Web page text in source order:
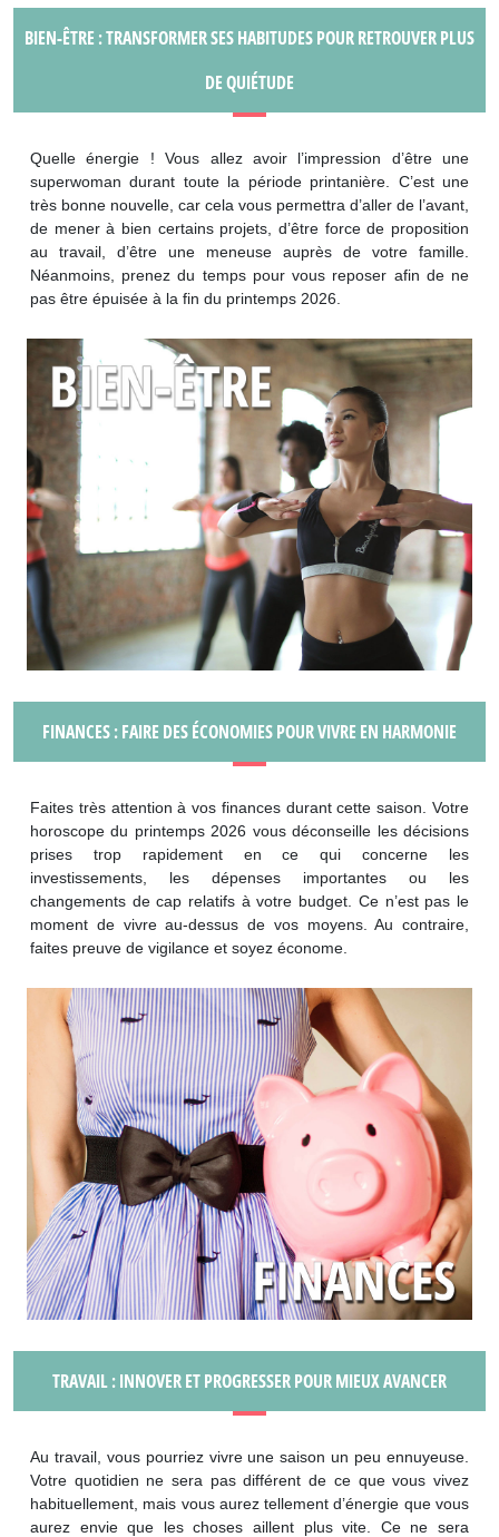
BIEN-ÊTRE : TRANSFORMER SES HABITUDES POUR RETROUVER PLUS
DE QUIÉTUDE
Quelle énergie ! Vous allez avoir l’impression d’être une
superwoman durant toute la période printanière. C’est une
très bonne nouvelle, car cela vous permettra d’aller de l’avant,
de mener à bien certains projets, d’être force de proposition
au travail, d’être une meneuse auprès de votre famille.
Néanmoins, prenez du temps pour vous reposer afin de ne
pas être épuisée à la fin du printemps 2026.
FINANCES : FAIRE DES ÉCONOMIES POUR VIVRE EN HARMONIE
Faites très attention à vos finances durant cette saison. Votre
horoscope du printemps 2026 vous déconseille les décisions
prises trop rapidement en ce qui concerne les
investissements, les dépenses importantes ou les
changements de cap relatifs à votre budget. Ce n’est pas le
moment de vivre au-dessus de vos moyens. Au contraire,
faites preuve de vigilance et soyez économe.
TRAVAIL : INNOVER ET PROGRESSER POUR MIEUX AVANCER
Au travail, vous pourriez vivre une saison un peu ennuyeuse.
Votre quotidien ne sera pas différent de ce que vous vivez
habituellement, mais vous aurez tellement d’énergie que vous
aurez envie que les choses aillent plus vite. Ce ne sera